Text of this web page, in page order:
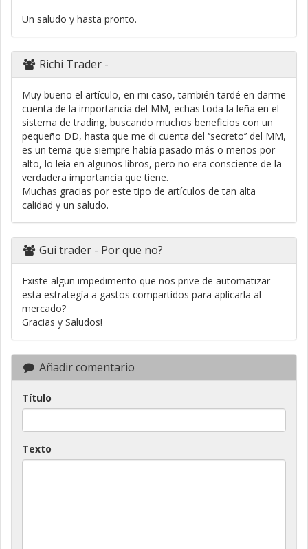
Un saludo y hasta pronto.
Richi Trader-
Muy bueno el artículo, en mi caso, también tardé en darme
cuenta de la importancia del MM, echas toda la leña en el
sistema de trading, buscando muchos beneficios con un
pequeño DD, hasta que me di cuenta del ‘’secreto’’ del MM,
es un tema que siempre había pasado más o menos por
alto, lo leía en algunos libros, pero no era consciente de la
verdadera importancia que tiene.
Muchas gracias por este tipo de artículos de tan alta
calidad y un saludo.
Gui trader- Por que no?
Existe algun impedimento que nos prive de automatizar
esta estrategía a gastos compartidos para aplicarla al
mercado?
Gracias y Saludos!
Añadir comentario
Título
Texto